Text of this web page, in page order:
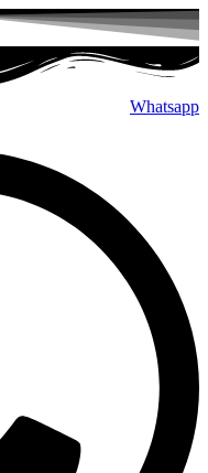
پرش
به
محتوا
Whatsapp